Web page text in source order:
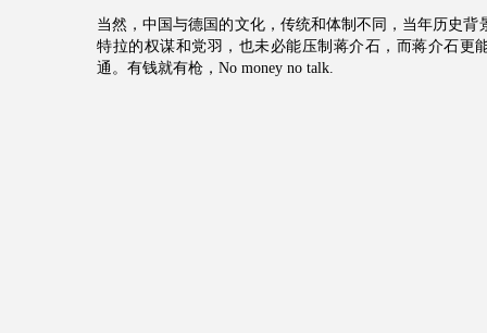
当然，中国与德国的文化，传统和体制不同，当年历史背
特拉的权谋和党羽，也未必能压制蒋介石，而蒋介石更
通。有钱就有枪，No money no talk.